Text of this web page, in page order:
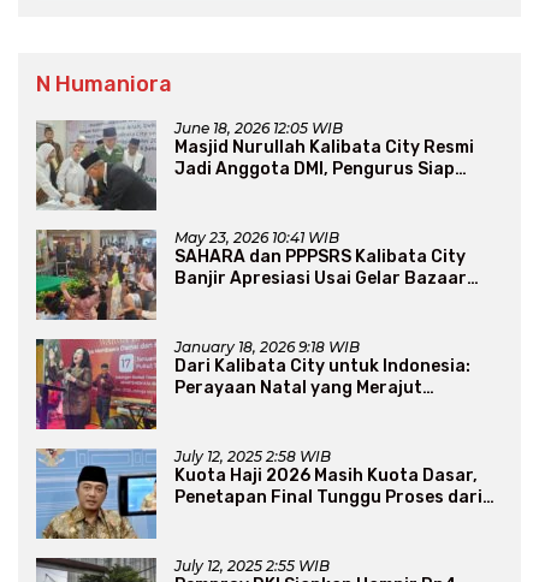
N Humaniora
June 18, 2026 12:05 WIB
Masjid Nurullah Kalibata City Resmi
Jadi Anggota DMI, Pengurus Siap
May 23, 2026 10:41 WIB
SAHARA dan PPPSRS Kalibata City
Banjir Apresiasi Usai Gelar Bazaar
January 18, 2026 9:18 WIB
Dari Kalibata City untuk Indonesia:
Perayaan Natal yang Merajut
July 12, 2025 2:58 WIB
Kuota Haji 2026 Masih Kuota Dasar,
Penetapan Final Tunggu Proses dari
July 12, 2025 2:55 WIB